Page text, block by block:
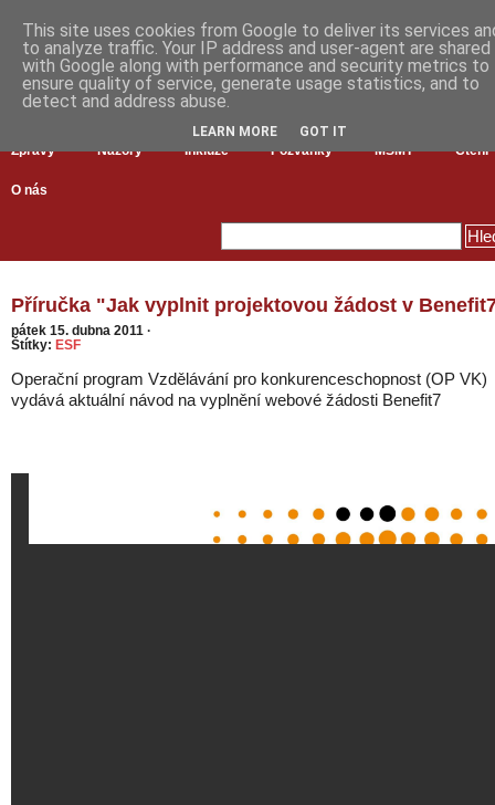
Zprávy Názory Inkluze Pozvánky MŠMT Čtení
O nás
Příručka "Jak vyplnit projektovou žádost v
pátek 15. dubna 2011 ·
Štítky: ESF
Operační program Vzdělávání pro konkurenceschopnost (OP VK)
vydává aktuální návod na vyplnění webové žádosti Benefit7
This site uses cookies from Google to deliver its services
to analyze traffic. Your IP address and user-agent are shared
with Google along with performance and security metrics to
ensure quality of service, generate usage statistics, and to
detect and address abuse.
LEARN MORE GOT IT